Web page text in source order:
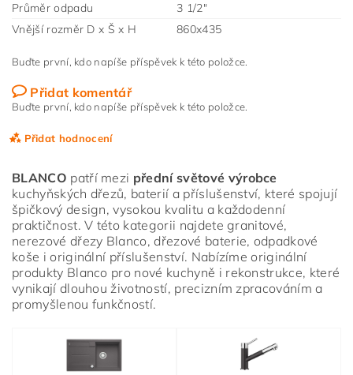
Průměr odpadu
3 1/2"
Vnější rozměr D x Š x H
860x435
Buďte první, kdo napíše příspěvek k této položce.
Přidat komentář
Buďte první, kdo napíše příspěvek k této položce.
Přidat hodnocení
BLANCO patří mezi přední světové výrobce
kuchyňských dřezů, baterií a příslušenství, které spojují
špičkový design, vysokou kvalitu a každodenní
praktičnost. V této kategorii najdete granitové,
nerezové dřezy Blanco, dřezové baterie, odpadkové
koše i originální příslušenství. Nabízíme originální
produkty Blanco pro nové kuchyně i rekonstrukce, které
vynikají dlouhou životností, precizním zpracováním a
promyšlenou funkčností.